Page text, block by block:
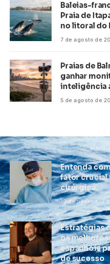
Baleias-
Praia de
no litoral do
7 de agosto de
Praias de
ganhar
inteligência
5 de agosto de
Entenda
fator crucial
cirúrgica.
19 de novembro
Estratégias
os
espanhóis
de sucesso